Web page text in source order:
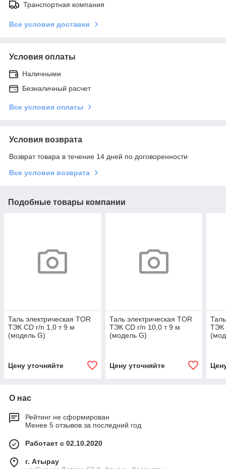
Транспортная компания
Все условия доставки
Условия оплаты
Наличными
Безналичный расчет
Все условия оплаты
Условия возврата
Возврат товара в течение 14 дней по договоренности
Все условия возврата
Подобные товары компании
Таль электрическая TOR
ТЭК CD г/п 1,0 т 9 м
(модель G)
Цену уточняйте
Таль электрическая TOR
ТЭК CD г/п 10,0 т 9 м
(модель G)
Цену уточняйте
ТЭК
О нас
Рейтинг не сформирован
Менее 5 отзывов за последний год
Работает с 02.10.2020
г. Атырау